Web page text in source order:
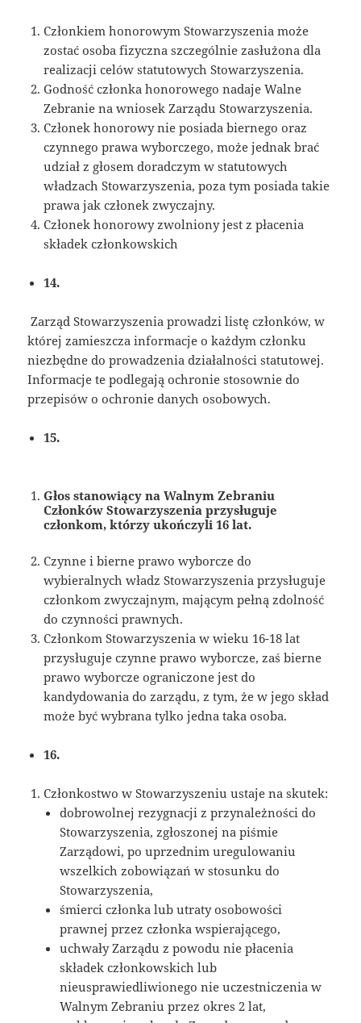
Członkiem honorowym Stowarzyszenia może
zostać osoba fizyczna szczególnie zasłużona dla
realizacji celów statutowych Stowarzyszenia.
Godność członka honorowego nadaje Walne
Zebranie na wniosek Zarządu Stowarzyszenia.
Członek honorowy nie posiada biernego oraz
czynnego prawa wyborczego, może jednak brać
udział z głosem doradczym w statutowych
władzach Stowarzyszenia, poza tym posiada takie
prawa jak członek zwyczajny.
Członek honorowy zwolniony jest z płacenia
składek członkowskich
14.
Zarząd Stowarzyszenia prowadzi listę członków, w
której zamieszcza informacje o każdym członku
niezbędne do prowadzenia działalności statutowej.
Informacje te podlegają ochronie stosownie do
przepisów o ochronie danych osobowych.
15.
Głos stanowiący na Walnym Zebraniu
Członków Stowarzyszenia przysługuje
członkom, którzy ukończyli 16 lat.
Czynne i bierne prawo wyborcze do
wybieralnych władz Stowarzyszenia przysługuje
członkom zwyczajnym, mającym pełną zdolność
do czynności prawnych.
Członkom Stowarzyszenia w wieku 16-18 lat
przysługuje czynne prawo wyborcze, zaś bierne
prawo wyborcze ograniczone jest do
kandydowania do zarządu, z tym, że w jego skład
może być wybrana tylko jedna taka osoba.
16.
Członkostwo w Stowarzyszeniu ustaje na skutek:
dobrowolnej rezygnacji z przynależności do
Stowarzyszenia, zgłoszonej na piśmie
Zarządowi, po uprzednim uregulowaniu
wszelkich zobowiązań w stosunku do
Stowarzyszenia,
śmierci członka lub utraty osobowości
prawnej przez członka wspierającego,
uchwały Zarządu z powodu nie płacenia
składek członkowskich lub
nieusprawiedliwionego nie uczestniczenia w
Walnym Zebraniu przez okres 2 lat,